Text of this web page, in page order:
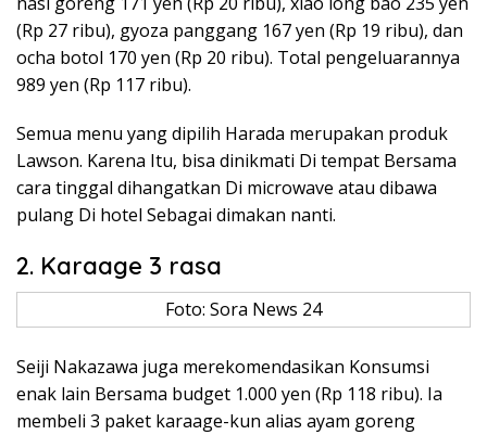
(Rp 27 ribu), gyoza panggang 167 yen (Rp 19 ribu), dan
ocha botol 170 yen (Rp 20 ribu). Total pengeluarannya
989 yen (Rp 117 ribu).
Semua menu yang dipilih Harada merupakan produk
Lawson. Karena Itu, bisa dinikmati Di tempat Bersama
cara tinggal dihangatkan Di microwave atau dibawa
pulang Di hotel Sebagai dimakan nanti.
2. Karaage 3 rasa
Foto: Sora News 24
Seiji Nakazawa juga merekomendasikan Konsumsi
enak lain Bersama budget 1.000 yen (Rp 118 ribu). Ia
membeli 3 paket karaage-kun alias ayam goreng